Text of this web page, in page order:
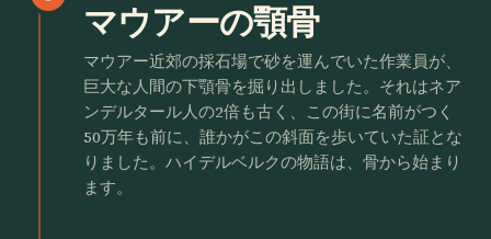
マウアーの顎骨
マウアー近郊の採石場で砂を運んでいた作業員が、
巨大な人間の下顎骨を掘り出しました。それはネア
ンデルタール人の2倍も古く、この街に名前がつく
50万年も前に、誰かがこの斜面を歩いていた証とな
りました。ハイデルベルクの物語は、骨から始まり
ます。